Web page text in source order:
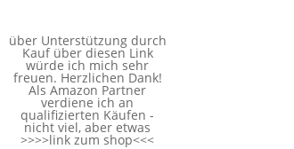
über Unterstützung durch
Kauf über diesen Link
würde ich mich sehr
freuen. Herzlichen Dank!
Als Amazon Partner
verdiene ich an
qualifizierten Käufen -
nicht viel, aber etwas
>>>>link zum shop<<<